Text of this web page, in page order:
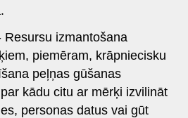
Resursu izmantošana
piemēram, krāpniecisku
peļņas gūšanas
kādu citu ar mērķi izvilināt
personas datus vai gūt